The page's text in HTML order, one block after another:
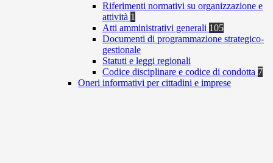
Riferimenti normativi su organizzazione e
attività 1
Atti amministrativi generali 105
Documenti di programmazione strategico-
gestionale
Statuti e leggi regionali
Codice disciplinare e codice di condotta 7
Oneri informativi per cittadini e imprese